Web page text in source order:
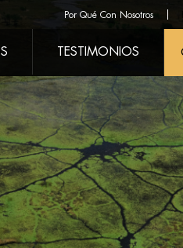
Por Qué Con Nosotros
TESTIMONIOS